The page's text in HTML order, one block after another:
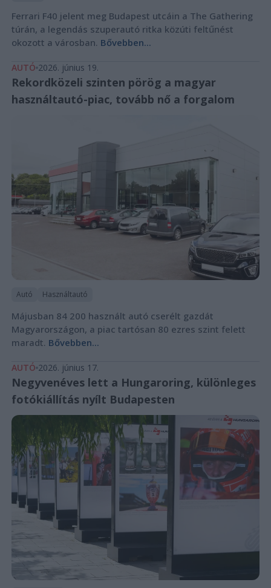
Ferrari F40 jelent meg Budapest utcáin a The Gathering
túrán, a legendás szuperautó ritka közúti feltűnést
okozott a városban. Bővebben...
AUTÓ 2026. június 19.
Rekordközeli szinten pörög a magyar
használtautó-piac, tovább nő a forgalom
Autó Használtautó
Májusban 84 200 használt autó cserélt gazdát
Magyarországon, a piac tartósan 80 ezres szint felett
maradt. Bővebben...
AUTÓ 2026. június 17.
Negyvenéves lett a Hungaroring, különleges
fotókiállítás nyílt Budapesten